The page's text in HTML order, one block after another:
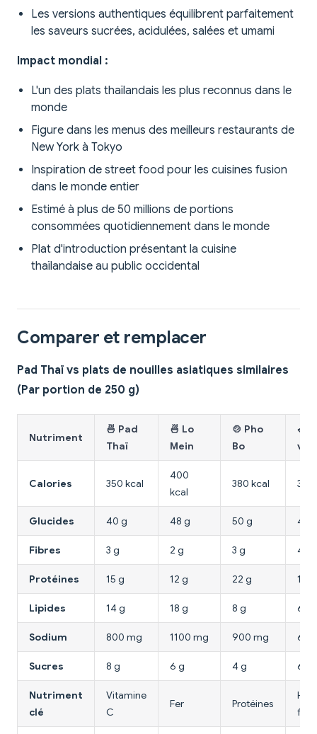
Les versions authentiques équilibrent parfaitement
les saveurs sucrées, acidulées, salées et umami
Impact mondial :
L'un des plats thaïlandais les plus reconnus dans le
monde
Figure dans les menus des meilleurs restaurants de
New York à Tokyo
Inspiration de street food pour les cuisines fusion
dans le monde entier
Estimé à plus de 50 millions de portions
consommées quotidiennement dans le monde
Plat d'introduction présentant la cuisine
thaïlandaise au public occidental
Comparer et remplacer
Pad Thaï vs plats de nouilles asiatiques similaires
(Par portion de 250 g)
Nutriment
🍜 Pad
Thaï
🍜 Lo
Mein
🍲 Pho
Bo
🥗
Calories 350 kcal
400
kcal
380 kcal 320
Glucides 40 g 48 g 50 g 42 g
Fibres 3 g 2 g 3 g 4 g
Protéines 15 g 12 g 22 g 18 g
Lipides 14 g 18 g 8 g 6 g
Sodium 800 mg 1100 mg 900 mg
Sucres 8 g 6 g 4 g 6 g
Nutriment
clé
Vitamine
C
Fer Protéines